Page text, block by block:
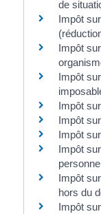
de
Impôt
Impôt
Impôt
Impôt
Impôt
Impôt
Impôt
Impôt
hors du
Impôt